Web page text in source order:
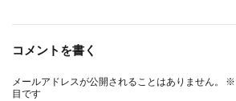
コメントを書く
メールアドレスが公開されることはありません。 ※
目です